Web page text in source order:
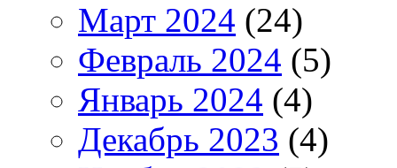
Март 2024 (24)
Февраль 2024 (5)
Январь 2024 (4)
Декабрь 2023 (4)